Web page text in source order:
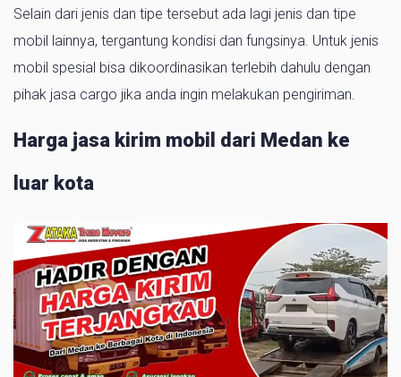
Selain dari jenis dan tipe tersebut ada lagi jenis dan tipe
mobil lainnya, tergantung kondisi dan fungsinya. Untuk jenis
mobil spesial bisa dikoordinasikan terlebih dahulu dengan
pihak jasa cargo jika anda ingin melakukan pengiriman.
Harga jasa kirim mobil dari Medan ke
luar kota